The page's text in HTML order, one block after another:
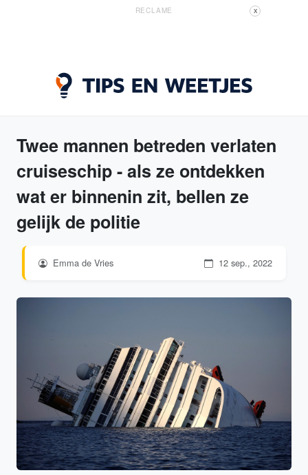
RECLAME X
Twee mannen betreden verlaten
cruiseschip - als ze ontdekken
wat er binnenin zit, bellen ze
gelijk de politie
Emma de Vries 12 sep., 2022